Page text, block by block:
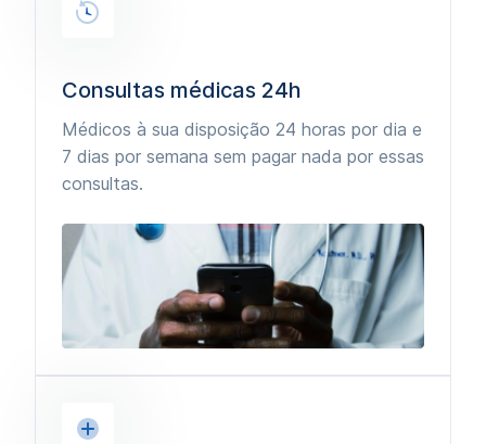
Consultas médicas 24h
Médicos à sua disposição 24 horas por dia e
7 dias por semana sem pagar nada por essas
consultas.